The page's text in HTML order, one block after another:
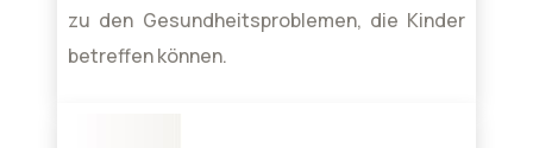
zu den Gesundheitsproblemen, die Kinder
betreffen können.